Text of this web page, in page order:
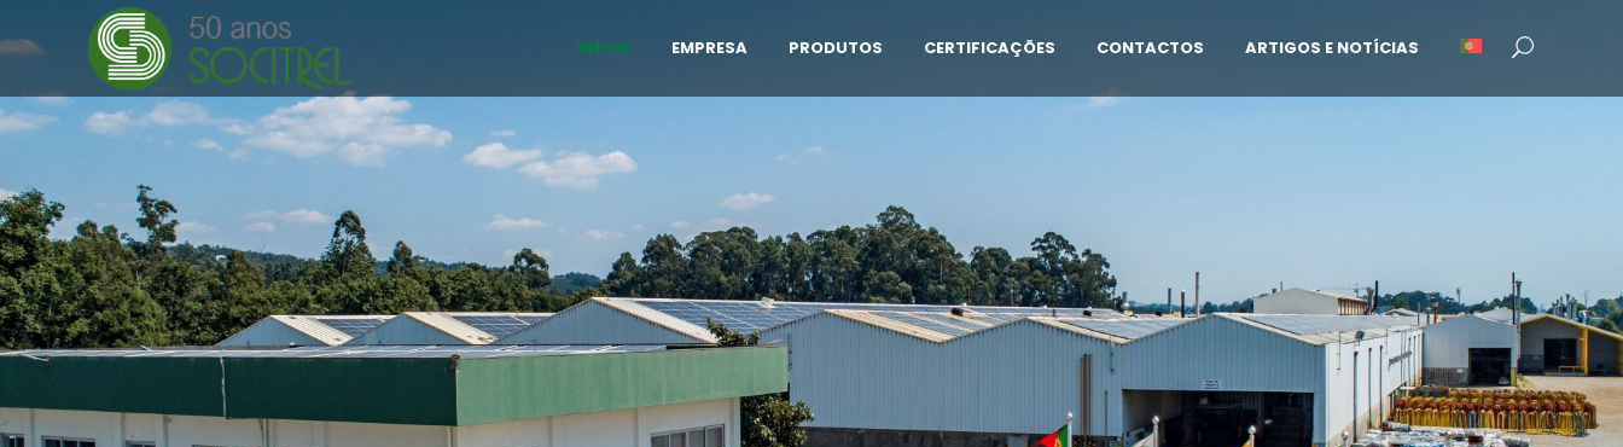
INÍCIO EMPRESA PRODUTOS CERTIFICAÇÕES CONTACTOS ARTIGOS E NOTÍCIAS